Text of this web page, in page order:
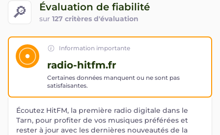
🔎 Évaluation de fiabilité
sur 127 critères d'évaluation
Information importante
radio-hitfm.fr
Certaines données manquent ou ne sont pas
satisfaisantes.
Écoutez HitFM, la première radio digitale dans le
Tarn, pour profiter de vos musiques préférées et
rester à jour avec les dernières nouveautés de la